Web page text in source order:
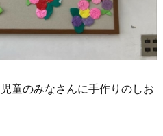
童のみなさんに手作りのしお